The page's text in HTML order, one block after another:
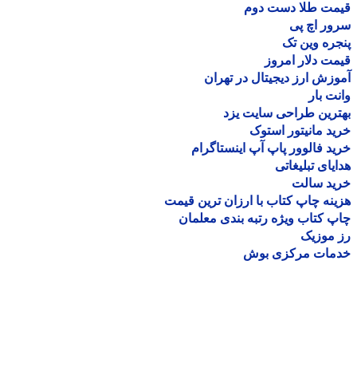
طلا دست دوم
اچ پی
وین تک
دلار امروز
ارز دیجیتال در تهران
بار
طراحی سایت یزد
مانیتور استوک
فالوور پاپ آپ اینستاگرام
تبلیغاتی
سالت
چاپ کتاب با ارزان ترین قیمت
کتاب ویژه رتبه بندی معلمان
موزیک
مرکزی بوش